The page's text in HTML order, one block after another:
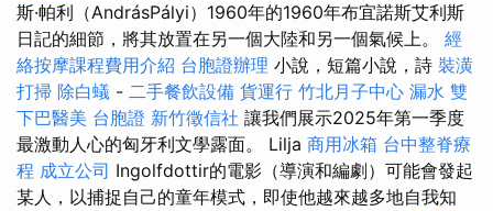
斯·帕利（AndrásPályi）1960年的1960年布宜諾斯艾利斯
日記的細節，將其放置在另一個大陸和另一個氣候上。 經
絡按摩課程費用介紹 台胞證辦理 小說，短篇小說，詩 裝潢
打掃 除白蟻 - 二手餐飲設備 貨運行 竹北月子中心 漏水 雙
下巴醫美 台胞證 新竹徵信社 讓我們展示2025年第一季度
最激動人心的匈牙利文學露面。 Lilja 商用冰箱 台中整脊療
程 成立公司 Ingolfdottir的電影（導演和編劇）可能會發起
某人，以捕捉自己的童年模式，即使他越來越多地自我知